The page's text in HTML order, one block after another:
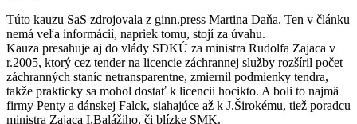
Túto kauzu SaS zdrojovala z ginn.press Martina Daňa. Ten v článku
nemá veľa informácií, napriek tomu, stojí za úvahu.
Kauza presahuje aj do vlády SDKÚ za ministra Rudolfa Zajaca v
r.2005, ktorý cez tender na licencie záchrannej služby rozšíril počet
záchranných staníc netransparentne, zmiernil podmienky tendra,
takže prakticky sa mohol dostať k licencii hocikto. A boli to najmä
firmy Penty a dánskej Falck, siahajúce až k J.Širokému, tiež poradcu
ministra Zajaca I.Balážiho, či blízke SMK.